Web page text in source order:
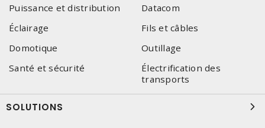
Puissance et distribution
Datacom
Éclairage
Fils et câbles
Domotique
Outillage
Santé et sécurité
Électrification des
transports
SOLUTIONS